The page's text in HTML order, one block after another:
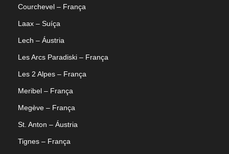
Courchevel – França
Laax – Suíça
Lech – Áustria
Les Arcs Paradiski – França
Les 2 Alpes – França
Meribel – França
Megève – França
St. Anton – Áustria
Tignes – França